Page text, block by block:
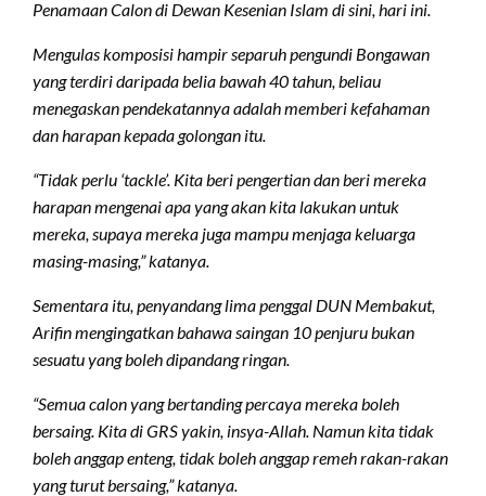
Penamaan Calon di Dewan Kesenian Islam di sini, hari ini.
Mengulas komposisi hampir separuh pengundi Bongawan
yang terdiri daripada belia bawah 40 tahun, beliau
menegaskan pendekatannya adalah memberi kefahaman
dan harapan kepada golongan itu.
“Tidak perlu ‘tackle’. Kita beri pengertian dan beri mereka
harapan mengenai apa yang akan kita lakukan untuk
mereka, supaya mereka juga mampu menjaga keluarga
masing-masing,” katanya.
Sementara itu, penyandang lima penggal DUN Membakut,
Arifin mengingatkan bahawa saingan 10 penjuru bukan
sesuatu yang boleh dipandang ringan.
“Semua calon yang bertanding percaya mereka boleh
bersaing. Kita di GRS yakin, insya-Allah. Namun kita tidak
boleh anggap enteng, tidak boleh anggap remeh rakan-rakan
yang turut bersaing,” katanya.